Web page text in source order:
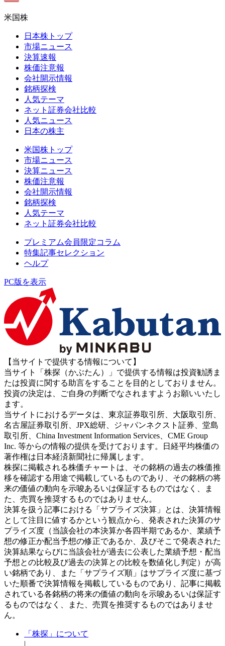
米国株
日本株トップ
市場ニュース
決算速報
株価注意報
会社開示情報
銘柄探検
人気テーマ
ネット証券会社比較
人気ニュース
日本の株主
米国株トップ
市場ニュース
決算ニュース
株価注意報
会社開示情報
銘柄探検
人気テーマ
ネット証券会社比較
プレミアム会員限定コラム
特集記事セレクション
ヘルプ
PC版を表示
【当サイトで提供する情報について】
当サイト「株探（かぶたん）」で提供する情報は投資勧誘ま
たは投資に関する助言をすることを目的としておりません。
投資の決定は、ご自身の判断でなされますようお願いいたし
ます。
当サイトにおけるデータは、東京証券取引所、大阪取引所、
名古屋証券取引所、JPX総研、ジャパンネクスト証券、堂島
取引所、China Investment Information Services、CME Group
Inc. 等からの情報の提供を受けております。日経平均株価の
著作権は日本経済新聞社に帰属します。
株探に掲載される株価チャートは、その銘柄の過去の株価推
移を確認する用途で掲載しているものであり、その銘柄の将
来の価値の動向を示唆あるいは保証するものではなく、ま
た、売買を推奨するものではありません。
決算を扱う記事における「サプライズ決算」とは、決算情報
として注目に値するかという観点から、発表された決算のサ
プライズ度（当該会社の本決算か各四半期であるか、業績予
想の修正か配当予想の修正であるか、及びそこで発表された
決算結果ならびに当該会社が過去に公表した業績予想・配当
予想との比較及び過去の決算との比較を数値化し判定）が高
い銘柄であり、また「サプライズ順」はサプライズ度に基づ
いた順番で決算情報を掲載しているものであり、記事に掲載
されている各銘柄の将来の価値の動向を示唆あるいは保証す
るものではなく、また、売買を推奨するものではありませ
ん。
「株探」について
|